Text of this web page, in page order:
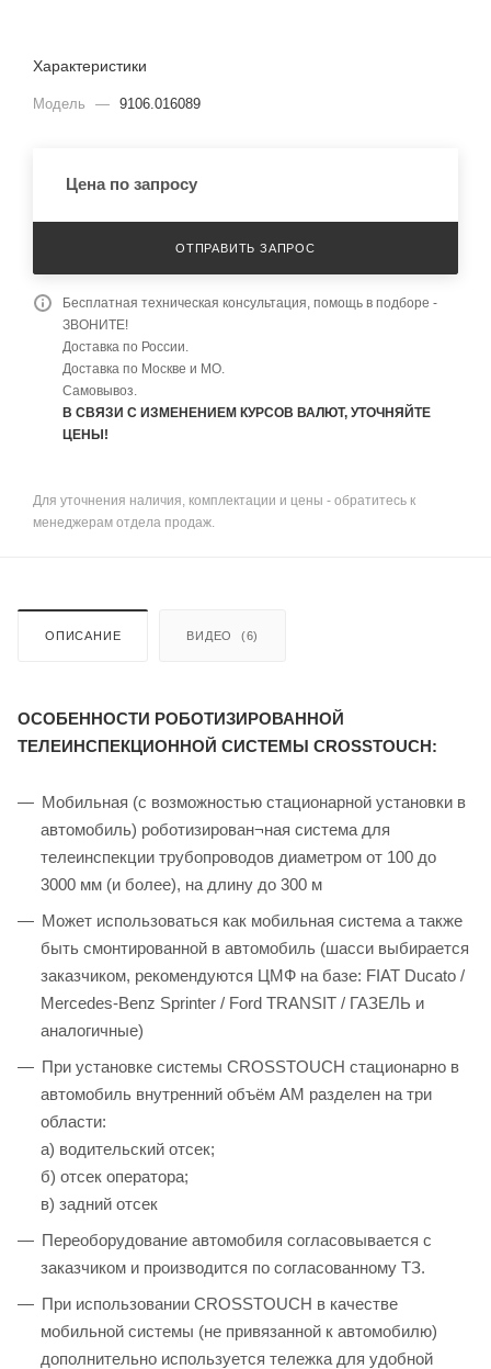
Характеристики
Модель — 9106.016089
Цена по запросу
ОТПРАВИТЬ ЗАПРОС
Бесплатная техническая консультация, помощь в подборе -
ЗВОНИТЕ!
Доставка по России.
Доставка по Москве и МО.
Самовывоз.
В СВЯЗИ С ИЗМЕНЕНИЕМ КУРСОВ ВАЛЮТ, УТОЧНЯЙТЕ
ЦЕНЫ!
Для уточнения наличия, комплектации и цены - обратитесь к
менеджерам отдела продаж.
ОПИСАНИЕ ВИДЕО (6)
ОСОБЕННОСТИ РОБОТИЗИРОВАННОЙ
ТЕЛЕИНСПЕКЦИОННОЙ СИСТЕМЫ CROSSTOUCH:
Мобильная (с возможностью стационарной установки в
автомобиль) роботизирован¬ная система для
телеинспекции трубопроводов диаметром от 100 до
3000 мм (и более), на длину до 300 м
Может использоваться как мобильная система а также
быть смонтированной в автомобиль (шасси выбирается
заказчиком, рекомендуются ЦМФ на базе: FIAT Ducato /
Mercedes-Benz Sprinter / Ford TRANSIT / ГАЗЕЛЬ и
аналогичные)
При установке системы CROSSTOUCH стационарно в
автомобиль внутренний объём АМ разделен на три
области:
а) водительский отсек;
б) отсек оператора;
в) задний отсек
Переоборудование автомобиля согласовывается с
заказчиком и производится по согласованному ТЗ.
При использовании CROSSTOUCH в качестве
мобильной системы (не привязанной к автомобилю)
дополнительно используется тележка для удобной